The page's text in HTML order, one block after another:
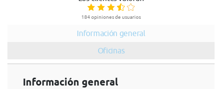
184 opiniones de usuarios
Información general
Oficinas
Información general